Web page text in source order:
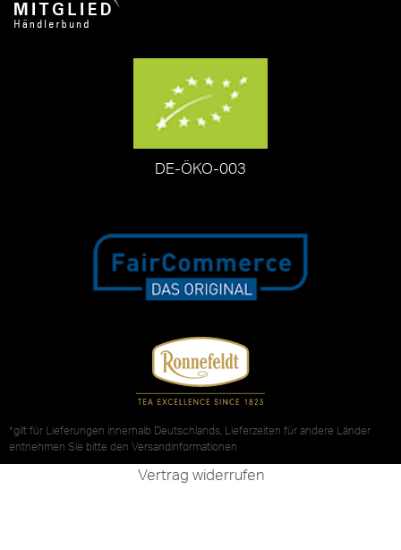
DE-ÖKO-003
*gilt für Lieferungen innerhalb Deutschlands, Lieferzeiten für andere Länder
entnehmen Sie bitte den Versandinformationen
Vertrag widerrufen